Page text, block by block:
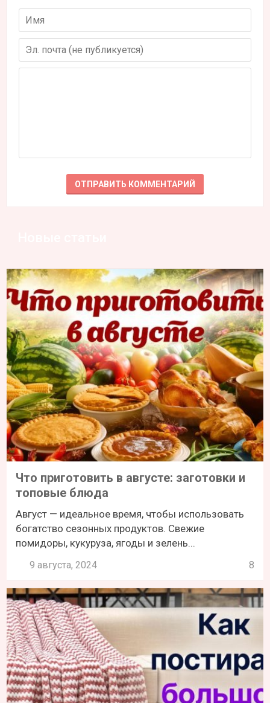
Что приготовить в августе: заготовки и
топовые блюда
Август — идеальное время, чтобы использовать
богатство сезонных продуктов. Свежие
помидоры, кукуруза, ягоды и зелень...
9 августа, 2024 8